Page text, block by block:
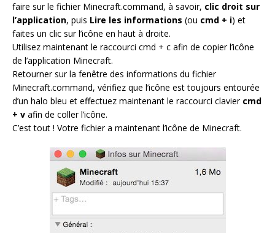
faire sur le fichier Minecraft.command, à savoir, clic droit sur
l’application, puis Lire les informations (ou cmd + i) et
faites un clic sur l’icône en haut à droite.
Utilisez maintenant le raccourci cmd + c afin de copier l’icône
de l’application Minecraft.
Retourner sur la fenêtre des informations du fichier
Minecraft.command, vérifiez que l’icône est toujours entourée
d’un halo bleu et effectuez maintenant le raccourci clavier cmd
+ v afin de coller l’icône.
C’est tout ! Votre fichier a maintenant l’icône de Minecraft.